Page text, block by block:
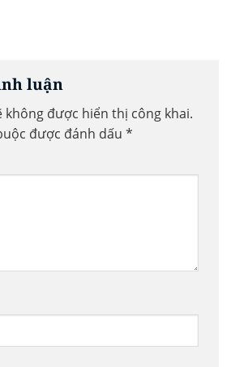
luận
không được hiển thị công khai.
được đánh dấu *